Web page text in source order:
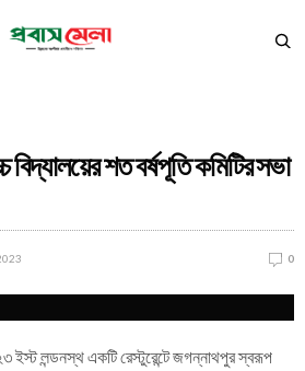
বিদ্যালয়ের শত বর্ষপূতি কমিটির সভা
0
ইস্ট লন্ডনস্থ একটি রেস্টুরেন্টে জগন্নাথপুর স্বরূপ